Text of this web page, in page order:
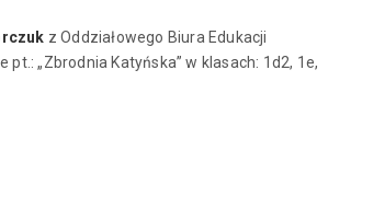
z Oddziałowego Biura Edukacji
„Zbrodnia Katyńska” w klasach: 1d2, 1e,